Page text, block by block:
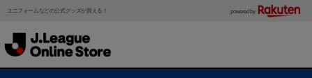
ユニフォームなどの公式グッズが買える！ powered by